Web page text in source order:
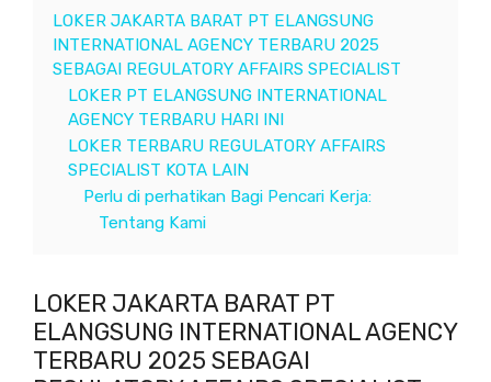
LOKER JAKARTA BARAT PT ELANGSUNG
INTERNATIONAL AGENCY TERBARU 2025
SEBAGAI REGULATORY AFFAIRS SPECIALIST
LOKER PT ELANGSUNG INTERNATIONAL
AGENCY TERBARU HARI INI
LOKER TERBARU REGULATORY AFFAIRS
SPECIALIST KOTA LAIN
Perlu di perhatikan Bagi Pencari Kerja:
Tentang Kami
LOKER JAKARTA BARAT PT
ELANGSUNG INTERNATIONAL AGENCY
TERBARU 2025 SEBAGAI